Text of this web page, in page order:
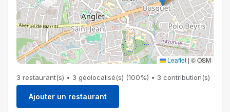
Leaflet | © OSM
3 restaurant(s) • 3 géolocalisé(s) (100%) • 3 contribution(s)
Ajouter un restaurant